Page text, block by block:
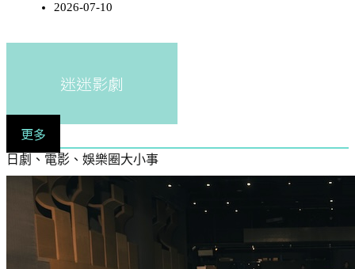
2026-07-10
迷迷影劇
更多
日劇、電影、娛樂圈大小事